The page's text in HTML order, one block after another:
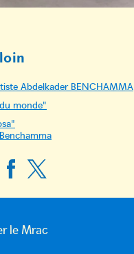
Abdelkader BENCHAMMA
monde"
le Mrac